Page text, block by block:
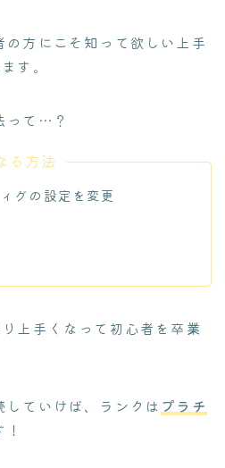
方にこそ知って欲しい上手
す。
って…？
る方法
グの設定を変更
上手くなって初心者を卒業
ていけば、ランクは プラチ